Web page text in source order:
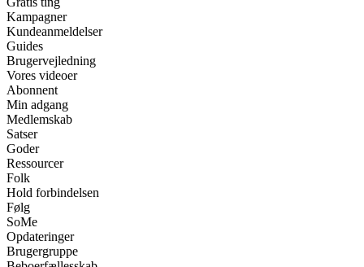
Kampagner
Kundeanmeldelser
Guides
Brugervejledning
Vores videoer
Abonnent
Min adgang
Medlemskab
Satser
Goder
Ressourcer
Folk
Hold forbindelsen
Følg
SoMe
Opdateringer
Brugergruppe